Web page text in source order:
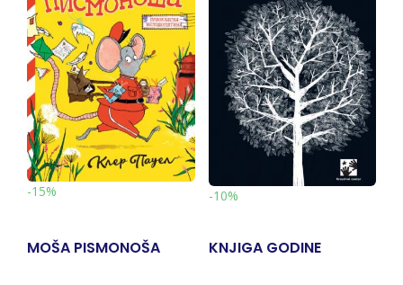
-15%
MOŠA PISMONOŠA
-10%
KNJIGA GODINE